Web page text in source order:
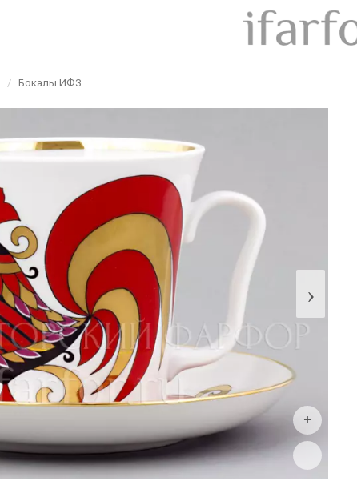
/ Бокалы ИФЗ
›
+
−